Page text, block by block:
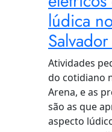
lúdica
Atividades
do cotidiano
Arena, e as
são as que
aspecto